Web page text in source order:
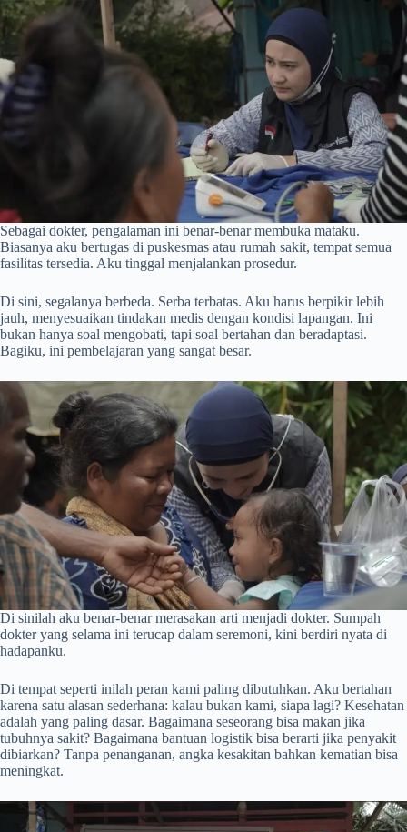
Sebagai dokter, pengalaman ini benar-benar membuka mataku.
Biasanya aku bertugas di puskesmas atau rumah sakit, tempat semua
fasilitas tersedia. Aku tinggal menjalankan prosedur.
Di sini, segalanya berbeda. Serba terbatas. Aku harus berpikir lebih
jauh, menyesuaikan tindakan medis dengan kondisi lapangan. Ini
bukan hanya soal mengobati, tapi soal bertahan dan beradaptasi.
Bagiku, ini pembelajaran yang sangat besar.
Di sinilah aku benar-benar merasakan arti menjadi dokter. Sumpah
dokter yang selama ini terucap dalam seremoni, kini berdiri nyata di
hadapanku.
Di tempat seperti inilah peran kami paling dibutuhkan. Aku bertahan
karena satu alasan sederhana: kalau bukan kami, siapa lagi? Kesehatan
adalah yang paling dasar. Bagaimana seseorang bisa makan jika
tubuhnya sakit? Bagaimana bantuan logistik bisa berarti jika penyakit
dibiarkan? Tanpa penanganan, angka kesakitan bahkan kematian bisa
meningkat.